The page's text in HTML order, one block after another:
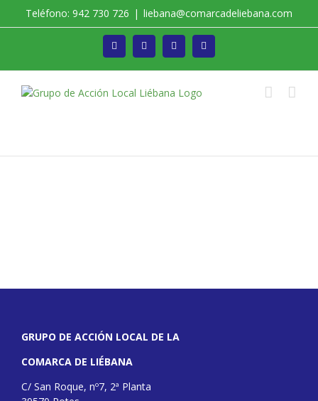
Teléfono: 942 730 726 | liebana@comarcadeliebana.com
Facebook Twitter Instagram
GRUPO DE ACCIÓN LOCAL DE LA
COMARCA DE LIÉBANA
C/ San Roque, nº7, 2ª Planta